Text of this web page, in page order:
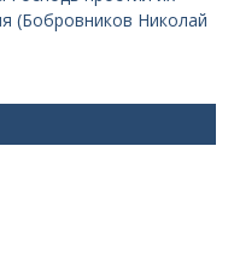
(Бобровников Николай